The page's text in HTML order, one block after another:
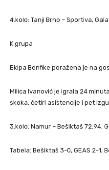
4.kolo: Tanji Brno – Sportiva,
K grupa
Ekipa Benfike poražena je na
Milica Ivanović je igrala 24
skoka, četiri asistencije i pet
3.kolo: Namur – Bešiktaš 72:94,
Tabela: Bešiktaš 3-0, GEAS 2-1,